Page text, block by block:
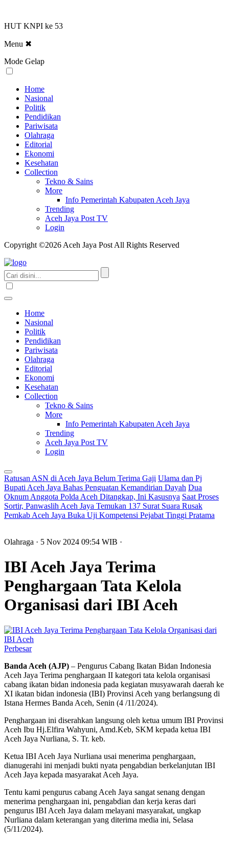
HUT KNPI ke 53
Menu ✖
Mode Gelap
Home
Nasional
Politik
Pendidikan
Pariwisata
Olahraga
Editorial
Ekonomi
Kesehatan
Collection
Tekno & Sains
More
Info Pemerintah Kabupaten Aceh Jaya
Trending
Aceh Jaya Post TV
Login
Copyright ©2026 Aceh Jaya Post All Rights Reserved
Home
Nasional
Politik
Pendidikan
Pariwisata
Olahraga
Editorial
Ekonomi
Kesehatan
Collection
Tekno & Sains
More
Info Pemerintah Kabupaten Aceh Jaya
Trending
Aceh Jaya Post TV
Login
Ratusan ASN di Aceh Jaya Belum Terima Gaji Ulama dan Pj
Bupati Aceh Jaya Bahas Penguatan Kemandirian Dayah Dua
Oknum Anggota Polda Aceh Ditangkap, Ini Kasusnya Saat Proses
Sortir, Panwaslih Aceh Jaya Temukan 137 Surat Suara Rusak
Pemkab Aceh Jaya Buka Uji Kompetensi Pejabat Tinggi Pratama
Olahraga · 5 Nov 2024 09:54 WIB ·
IBI Aceh Jaya Terima
Penghargaan Tata Kelola
Organisasi dari IBI Aceh
Perbesar
Banda Aceh (AJP) – Pengurus Cabang Ikatan Bidan Indonesia
Aceh Jaya Terima penghargaan II kategori tata kelola organisasi
cabang ikatan bidan indonesia pada kegiatan musyawarah daerah ke
XI ikatan bidan indonesia (IBI) Provinsi Aceh yang berlangsung di
Istana Hermes Banda Aceh, Senin (4 /11/2024).
Penghargaan ini diserahkan langsung oleh ketua umum IBI Provinsi
Aceh Ibu Hj.Elfira Wahyuni, Amd.Keb, SKM kepada ketua IBI
Aceh Jaya Nurliana, S. Tr. keb.
Ketua IBI Aceh Jaya Nurliana usai menerima penghargaan,
dianugerahi ini menjadi bukti nyata pengabdian berkelanjutan IBI
Aceh Jaya kepada masyarakat Aceh Jaya.
Tentu kami pengurus cabang Aceh Jaya sangat senang dengan
menerima penghargaan ini, pengabdian dan kerja keras dari
pengurus IBI Aceh Jaya dalam melayani masyarakat, ungkap
Nurliana dalam keterangan yang diterima media ini, Selasa
(5/11/2024).